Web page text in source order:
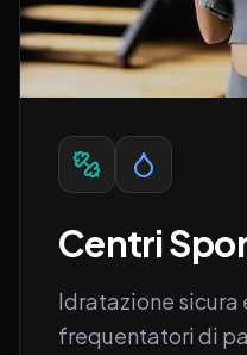
Centri
Idratazione sicura
frequentatori di